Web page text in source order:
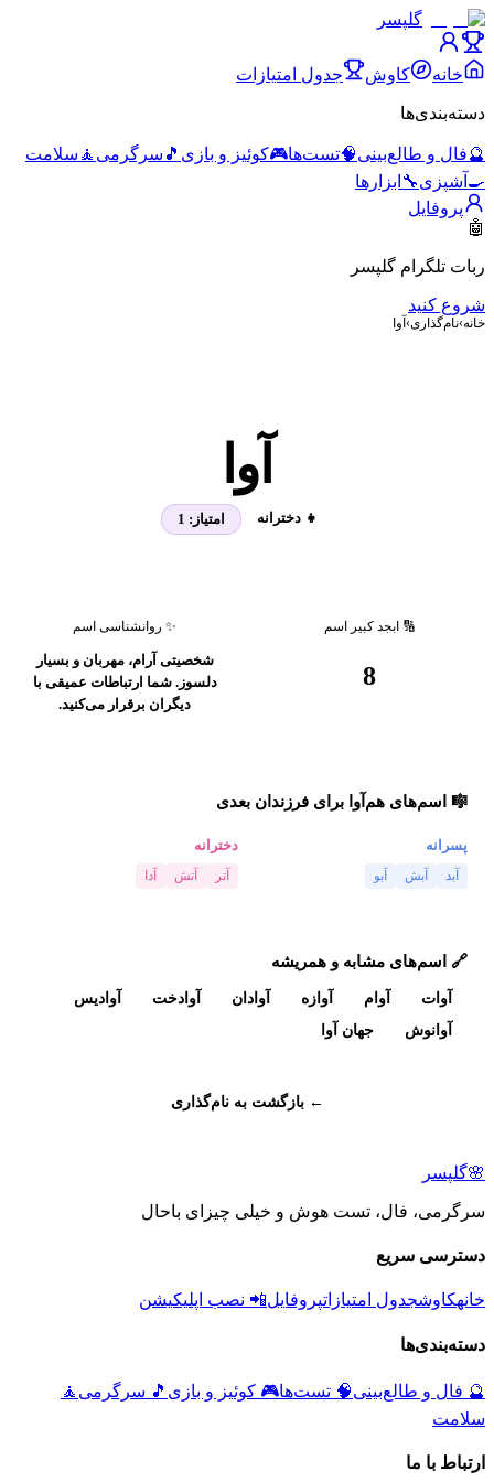
گلپسر
خانه کاوش جدول امتیازات
دسته‌بندی‌ها
🔮فال و طالع‌بینی🧠تست‌ها🎮کوئیز و بازی 🎵 سرگرمی 🧘 سلامت
🍳 آشپزی🔧 ابزارها
پروفایل
🤖
ربات تلگرام گلپسر
شروع کنید
خانه›نام‌گذاری› آوا
آوا
👧 دخترانه امتیاز: 1
🔢 ابجد کبیر اسم
8
✨ روانشناسی اسم
شخصیتی آرام، مهربان و بسیار
دلسوز. شما ارتباطات عمیقی با
دیگران برقرار می‌کنید.
🎼 اسم‌های هم‌آوا برای فرزندان بعدی
پسرانه
آبد آبش آبو
دخترانه
آتر آتش آدا
🔗 اسم‌های مشابه و همریشه
آوات آوام آوازه آوادان آوادخت
آوادیس
آوانوش
جهان آوا
← بازگشت به نام‌گذاری
🌸گلپسر
سرگرمی، فال، تست هوش و خیلی چیزای باحال
دسترسی سریع
خانهکاوشجدول امتیازاتپروفایل📲 نصب اپلیکیشن
دسته‌بندی‌ها
🔮 فال و طالع‌بینی🧠 تست‌ها🎮 کوئیز و بازی 🎵 سرگرمی 🧘
سلامت
ارتباط با ما